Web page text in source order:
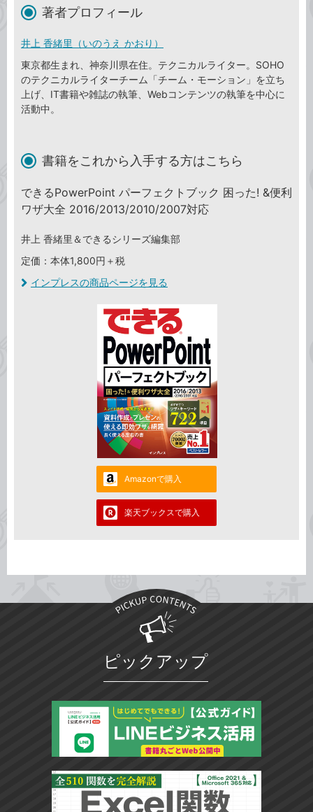
著者プロフィール
井上 香緒里（いのうえ かおり）
東京都生まれ、神奈川県在住。テクニカルライター。SOHO
のテクニカルライターチーム「チーム・モーション」を立ち
上げ、IT書籍や雑誌の執筆、Webコンテンツの執筆を中心に
活動中。
書籍をこれから入手する方はこちら
できるPowerPoint パーフェクトブック 困った! &便利
ワザ大全 2016/2013/2010/2007対応
井上 香緒里＆できるシリーズ編集部
定価：本体1,800円＋税
インプレスの商品ページを見る
Amazonで購入
楽天ブックスで購入
ピックアップ